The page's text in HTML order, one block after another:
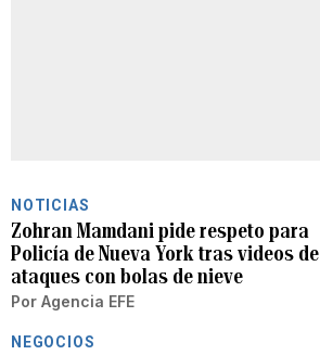
NOTICIAS
Zohran Mamdani pide respeto para
Policía de Nueva York tras videos de
ataques con bolas de nieve
Por Agencia EFE
NEGOCIOS